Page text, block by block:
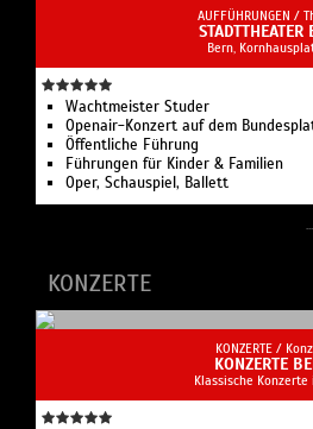
AUFFÜHRUNGEN /
STADTTHEATER
Bern,
Wachtmeister Studer
Openair-Konzert auf dem
Öffentliche Führung
Führungen für Kinder & Familien
Oper, Schauspiel, Ballett
KONZERTE
KONZERTE /
KONZERTE
Klassische Konzerte